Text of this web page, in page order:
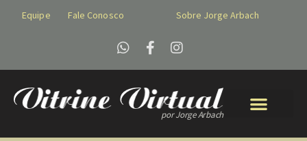
Equipe Fale Conosco Sobre Jorge Arbach
por Jorge Arbach